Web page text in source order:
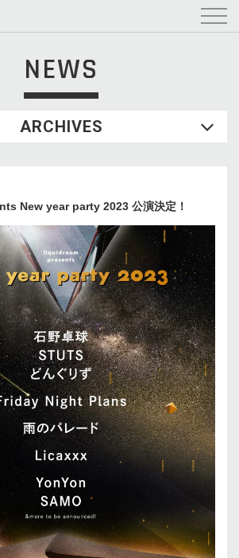
NEWS
ARCHIVES
New year party 2023 公演決定！